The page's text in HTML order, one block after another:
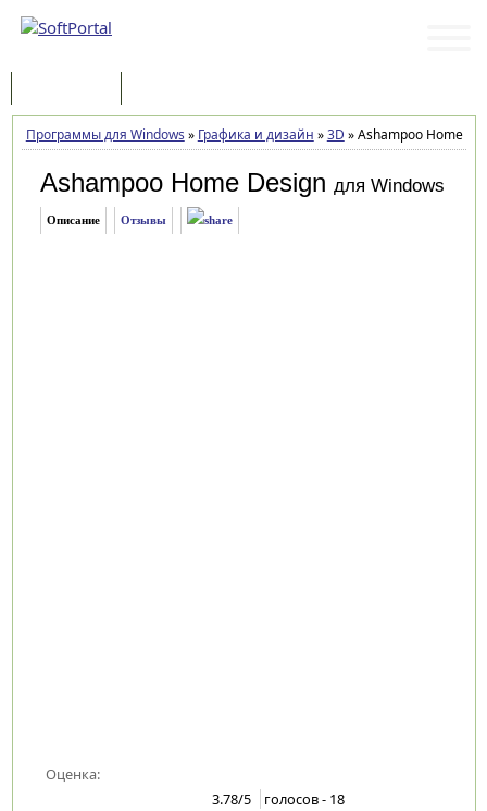
Программы для Windows » Графика и дизайн »3D »Ashampoo Home
Ashampoo Home Design для Windows
Описание Отзывы
Оценка:
3.78/5 голосов - 18